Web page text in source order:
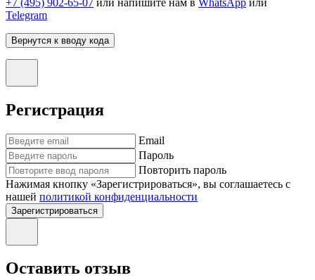
Telegram
Вернутся к вводу кода
Регистрация
Email
Пароль
Повторить пароль
Нажимая кнопку «Зарегистрироваться», вы соглашаетесь с
нашей политикой конфиденциальности
Зарегистрироваться
Оставить отзыв